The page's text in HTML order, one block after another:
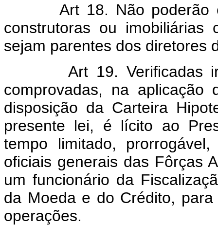
Art 18. Não poderão
construtoras ou imobiliárias
sejam parentes dos diretores
Art 19. Verificadas
comprovadas, na
disposição da Carteira
presente lei, é lícito ao
tempo limitado,
oficiais generais das Fôrças
um funcionário da
da Moeda e do Crédito,
operações.